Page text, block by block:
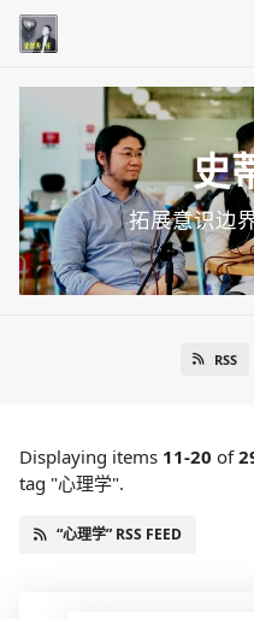
史
拓展意识边
RSS
Displaying items 11-20 of
tag "心理学".
“心理学” RSS FEED